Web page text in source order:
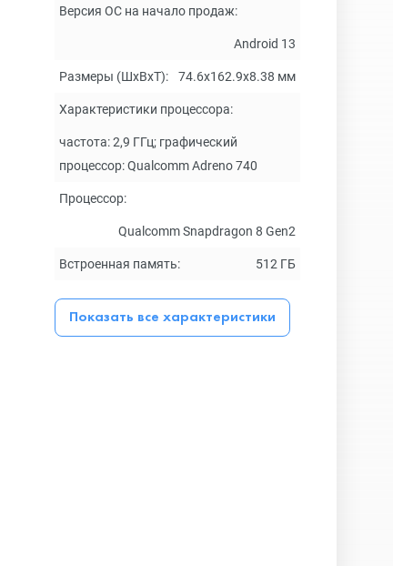
Версия ОС на начало продаж:
Android 13
Размеры (ШxВxТ): 74.6x162.9x8.38 мм
Характеристики процессора:
частота: 2,9 ГГц; графический
процессор: Qualcomm Adreno 740
Процессор:
Qualcomm Snapdragon 8 Gen2
Встроенная память: 512 ГБ
Показать все характеристики